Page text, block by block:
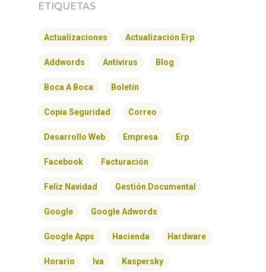
ETIQUETAS
Actualizaciones Actualización Erp
Addwords Antivirus Blog
Boca A Boca Boletín
Copia Seguridad Correo
Desarrollo Web Empresa Erp
Facebook Facturación
Feliz Navidad Gestión Documental
Google Google Adwords
Google Apps Hacienda Hardware
Horario Iva Kaspersky